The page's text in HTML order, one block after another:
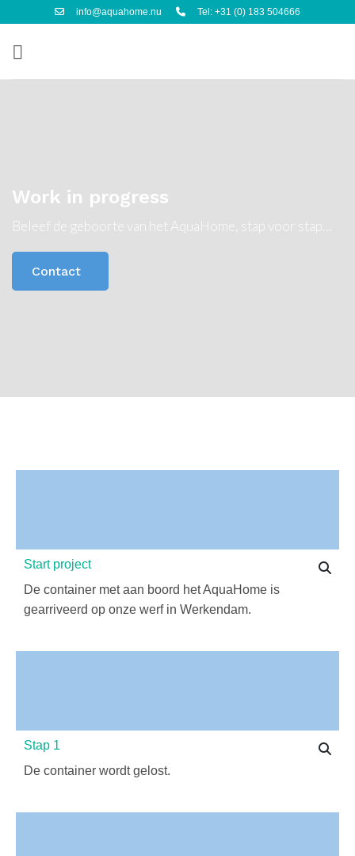
inhoud
info@aquahome.nu Tel: +31 (0) 183 504666
Work in progress
Beleef de geboorte van het AquaHome, stap voor stap…
Contact
Start project
De container met aan boord het AquaHome is
gearriveerd op onze werf in Werkendam.
Stap 1
De container wordt gelost.